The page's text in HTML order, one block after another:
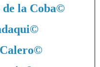
la Coba©
©
©